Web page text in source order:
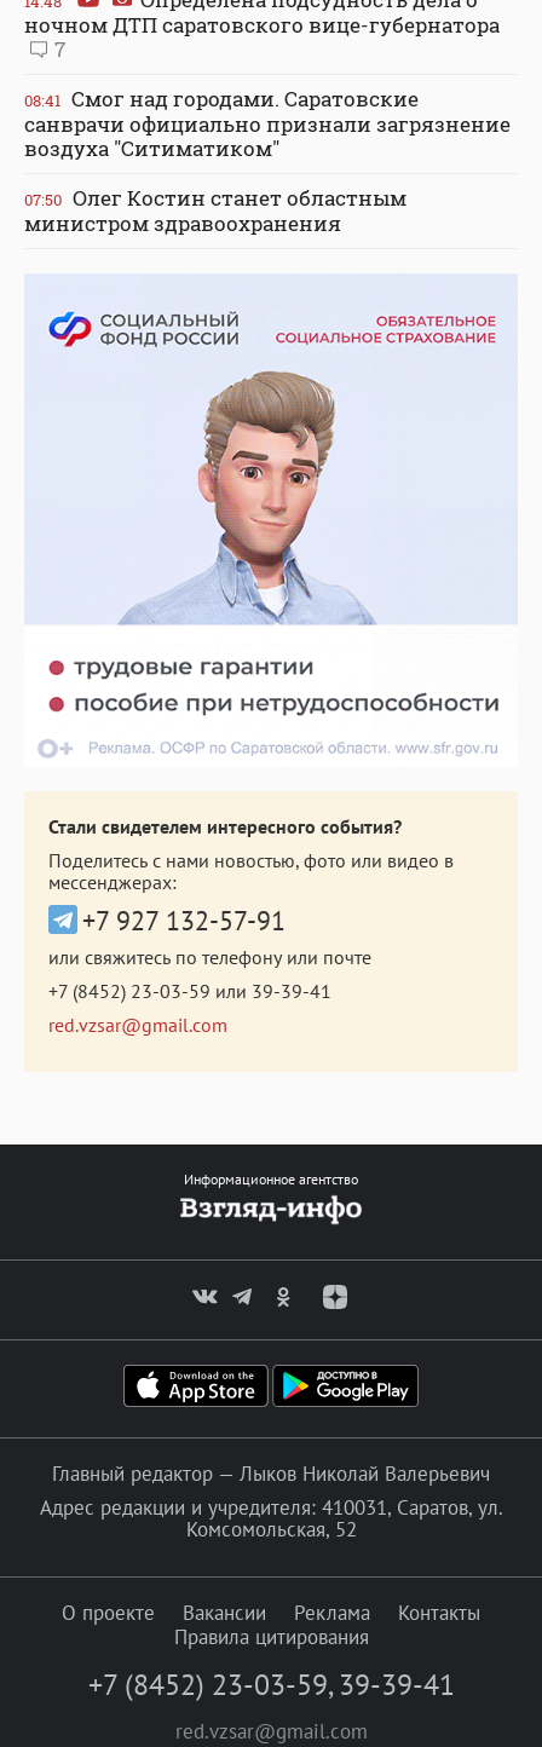
ночном ДТП саратовского вице-губернатора
7
08:41 Смог над городами. Саратовские
санврачи официально признали загрязнение
воздуха "Ситиматиком"
07:50 Олег Костин станет областным
министром здравоохранения
Стали свидетелем интересного события?
Поделитесь с нами новостью, фото или видео в
мессенджерах:
+7 927 132-57-91
или свяжитесь по телефону или почте
+7 (8452) 23-03-59 или 39-39-41
red.vzsar@gmail.com
Информационное агентство
Главный редактор — Лыков Николай Валерьевич
Адрес редакции и учредителя: 410031, Саратов, ул.
Комсомольская, 52
О проекте Вакансии Реклама
Контакты
Правила цитирования
+7 (8452) 23-03-59, 39-39-41
red.vzsar@gmail.com